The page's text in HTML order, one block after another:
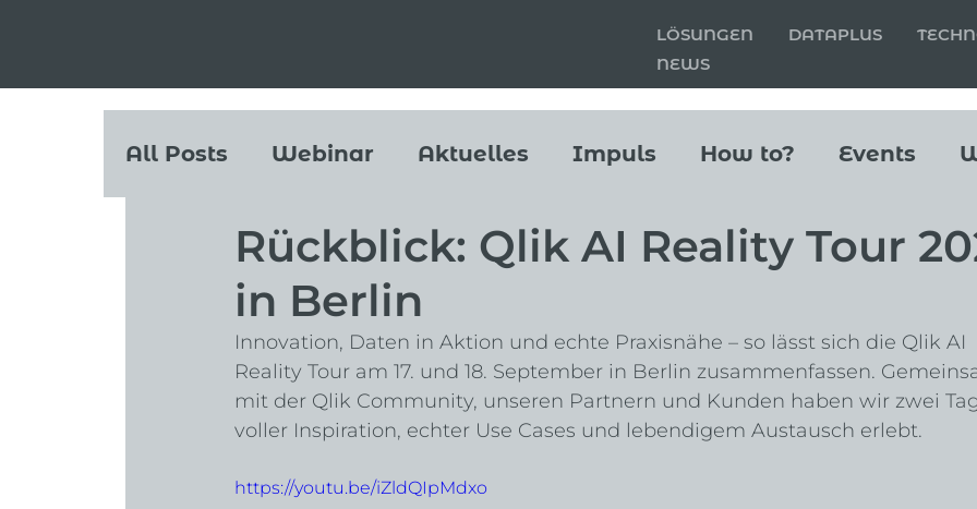
LÖSUNGEN DATAPLUS
NEWS
All Posts Webinar Aktuelles Impuls How to? Events
PodcastRückblick: Qlik AI Reality Tour
in Berlin
Innovation, Daten in Aktion und echte Praxisnähe – so lässt sich die Qlik AI
Reality Tour am 17. und 18. September in Berlin zusammenfassen.
mit der Qlik Community, unseren Partnern und Kunden haben wir zwei
voller Inspiration, echter Use Cases und lebendigem Austausch erlebt.
https://youtu.be/iZldQIpMdxo